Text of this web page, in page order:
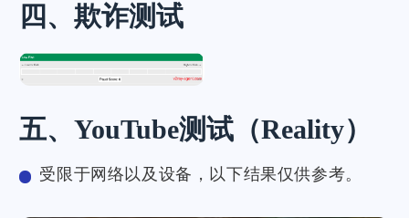
四、欺诈测试
五、YouTube测试（Reality）
受限于网络以及设备，以下结果仅供参考。